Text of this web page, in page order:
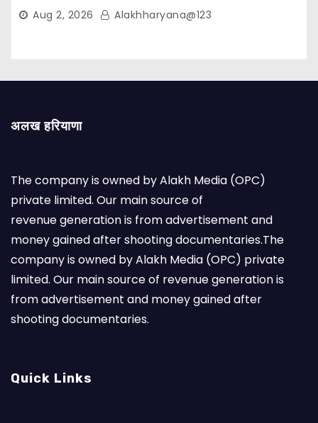
Aug 2, 2026 Alakhharyana@123
अलख हरियाणा
The company is owned by Alakh Media (OPC)
private limited. Our main source of
revenue generation is from advertisement and
money gained after shooting documentaries.The
company is owned by Alakh Media (OPC) private
limited. Our main source of revenue generation is
from advertisement and money gained after
shooting documentaries.
Quick Links